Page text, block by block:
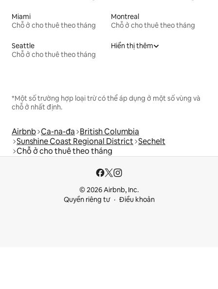
Miami
Chỗ ở cho thuê theo tháng
Montreal
Chỗ ở cho thuê theo tháng
Seattle
Chỗ ở cho thuê theo tháng
Hiển thị thêm
*Một số trường hợp loại trừ có thể áp dụng ở một số vùng và
chỗ ở nhất định.
Airbnb Ca-na-đa British Columbia
Sunshine Coast Regional District Sechelt
Chỗ ở cho thuê theo tháng
© 2026 Airbnb, Inc.
Quyền riêng tư
Điều khoản